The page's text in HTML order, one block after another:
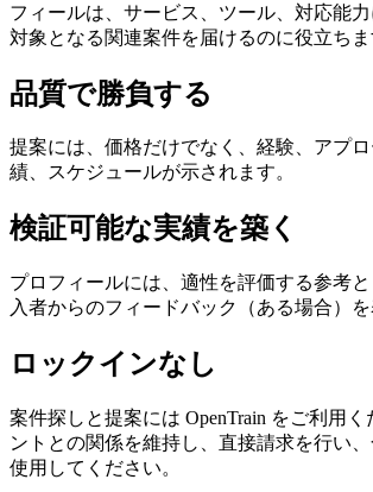
フィールは、サービス、ツール、対応能
対象となる関連案件を届けるのに役立ちま
品質で勝負する
提案には、価格だけでなく、経験、アプ
績、スケジュールが示されます。
検証可能な実績を築く
プロフィールには、適性を評価する参考
入者からのフィードバック（ある場合）を
ロックインなし
案件探しと提案には OpenTrain をご利用
ントとの関係を維持し、直接請求を行い
使用してください。